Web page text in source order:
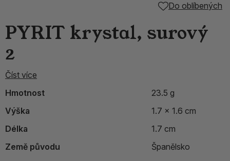
Do oblíbených
PYRIT krystal, surový
2
Číst více
Hmotnost
23.5 g
Výška
1.7 x 1.6 cm
Délka
1.7 cm
Země původu
Španělsko